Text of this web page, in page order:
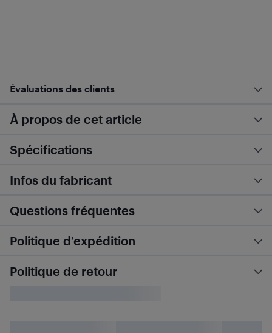
Évaluations des clients
À propos de cet article
Spécifications
Infos du fabricant
Questions fréquentes
Politique d’expédition
Politique de retour